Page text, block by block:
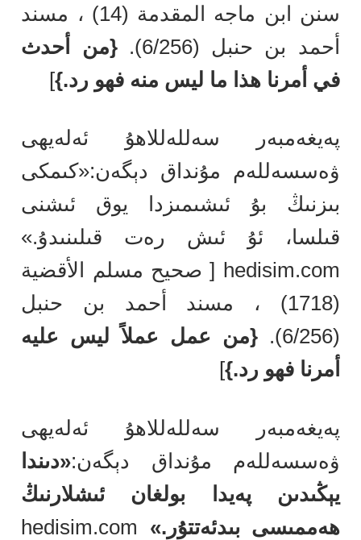
سنن ابن ماجه المقدمة (14) ، مسند
أحمد بن حنبل (6/256).
{من أحدث
في أمرنا هذا ما ليس منه فهو رد.}]
پەيغەمبەر سەللەللاھۇ ئەلەيھى
ۋەسسەللەم مۇنداق دېگەن:«كىمكى
بىزنىڭ بۇ ئىشىمىزدا يوق ئىشنى
قىلسا، ئۇ ئىش رەت قىلىنىدۇ.»
hedisim.com [ صحيح مسلم الأقضية
(1718) ، مسند أحمد بن حنبل
(6/256).
{من عمل عملاً ليس عليه
أمرنا فهو رد.}]
پەيغەمبەر سەللەللاھۇ ئەلەيھى
ۋەسسەللەم مۇنداق دېگەن:«دىندا
يېڭىدىن پەيدا بولغان ئىشلارنىڭ
ھەممىسى بىدئەتتۇر.» hedisim.com